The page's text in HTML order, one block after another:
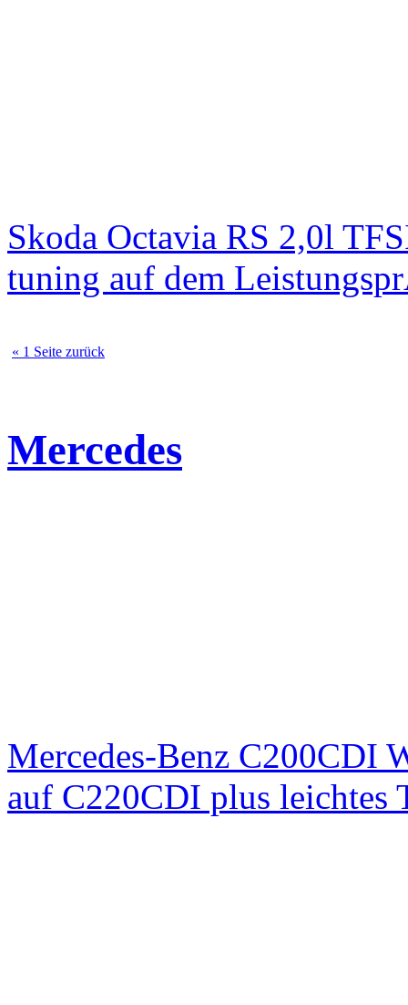
Skoda Octavia RS 2,0l
tuning auf dem
« 1 Seite zurück
Mercedes
Mercedes-Benz C200CDI
auf C220CDI plus